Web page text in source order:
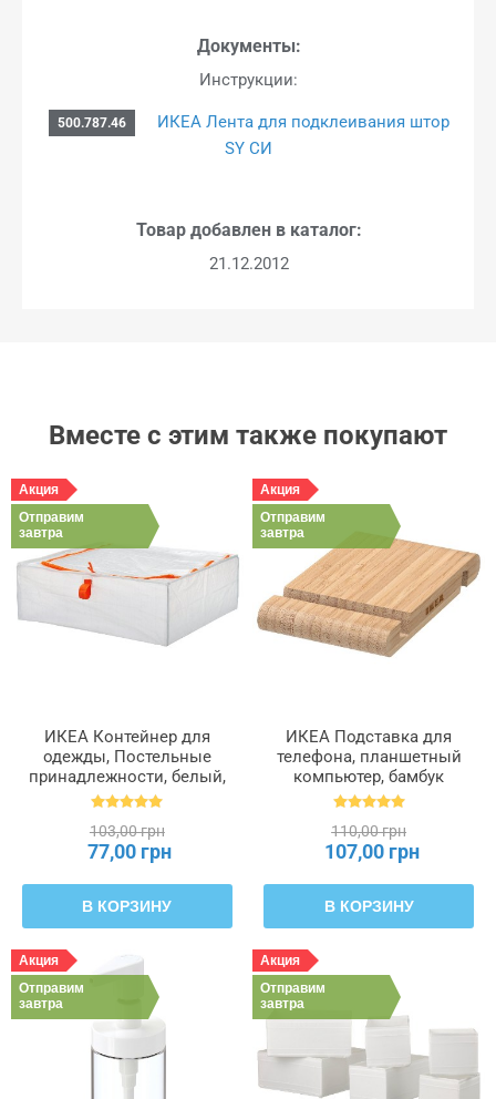
Документы:
Инструкции:
500.787.46
ИКЕА Лента для подклеивания штор
SY СИ
Товар добавлен в каталог:
21.12.2012
Вместе с этим также покупают
Акция
Отправим
завтра
ИКЕА Контейнер для
одежды, Постельные
принадлежности, белый,
55 x 49 x 19 см PÄRKLA
103,00 грн
77,00 грн
В КОРЗИНУ
Акция
Отправим
завтра
ИКЕА Подставка для
телефона, планшетный
компьютер, бамбук
BERGENES БЕРГЕНЕС,
110,00 грн
107,00 грн
В КОРЗИНУ
Акция
Отправим
завтра
Акция
Отправим
завтра